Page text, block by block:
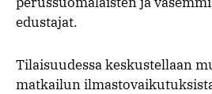
edustajat.
Tilaisuudessa keskustellaan
matkailun